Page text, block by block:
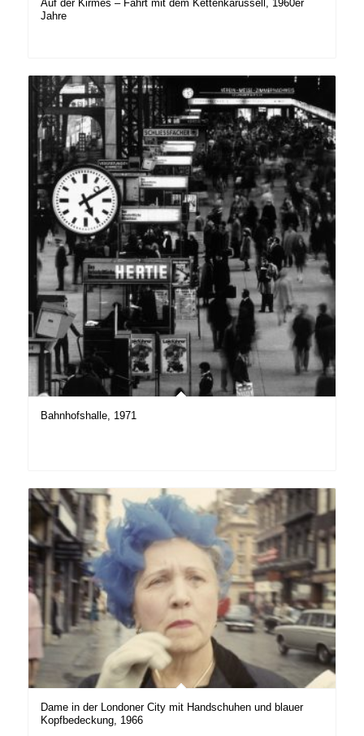
Auf der Kirmes – Fahrt mit dem Kettenkarussell, 1960er
Jahre
Bahnhofshalle, 1971
Dame in der Londoner City mit Handschuhen und blauer
Kopfbedeckung, 1966